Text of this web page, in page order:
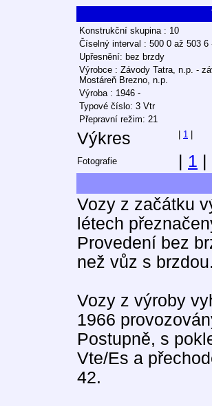
Konstrukční skupina : 10
Číselný interval : 500 0 až 503 6
Upřesnění: bez brzdy
Výrobce : Závody Tatra, n.p. -
Mostáreň Brezno, n.p.
Výroba : 1946 -
Typové číslo: 3 Vtr
Přepravní režim: 21
Výkres 1
Fotografie
1
Vozy z začátku
létech
Provedení bez
než vůz s brzdou.
Vozy z výroby
1966
Postupně, s
Vte/Es a
42.